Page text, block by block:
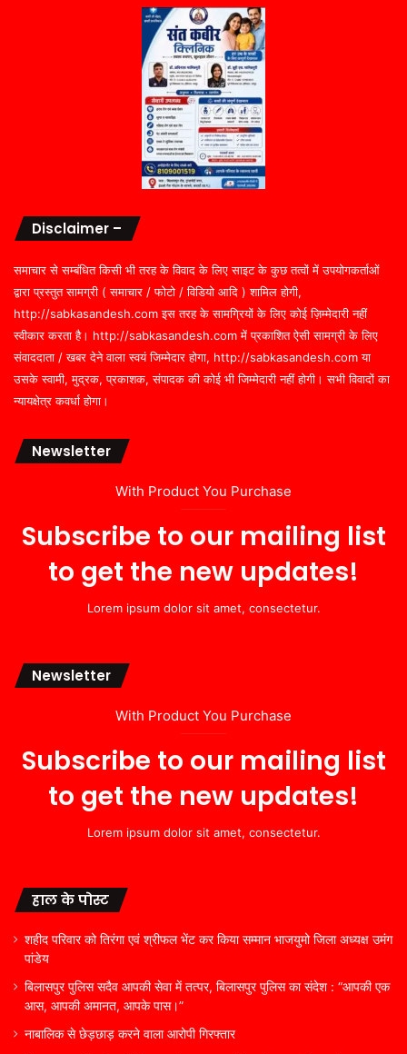
Disclaimer –
समाचार से सम्बंधित किसी भी तरह के विवाद के लिए साइट के कुछ तत्वों में उपयोगकर्ताओं
द्वारा प्रस्तुत सामग्री ( समाचार / फोटो / विडियो आदि ) शामिल होगी,
http://sabkasandesh.com इस तरह के सामग्रियों के लिए कोई ज़िम्मेदारी नहीं
स्वीकार करता है। http://sabkasandesh.com में प्रकाशित ऐसी सामग्री के लिए
संवाददाता / खबर देने वाला स्वयं जिम्मेदार होगा, http://sabkasandesh.com या
उसके स्वामी, मुद्रक, प्रकाशक, संपादक की कोई भी जिम्मेदारी नहीं होगी। सभी विवादों का
न्यायक्षेत्र कवर्धा होगा।
Newsletter
With Product You Purchase
Subscribe to our mailing list
to get the new updates!
Lorem ipsum dolor sit amet, consectetur.
Newsletter
With Product You Purchase
Subscribe to our mailing list
to get the new updates!
Lorem ipsum dolor sit amet, consectetur.
हाल के पोस्ट
शहीद परिवार को तिरंगा एवं श्रीफल भेंट कर किया सम्मान भाजयुमो जिला अध्यक्ष उमंग
पांडेय
बिलासपुर पुलिस सदैव आपकी सेवा में तत्पर, बिलासपुर पुलिस का संदेश : “आपकी एक
आस, आपकी अमानत, आपके पास।”
नाबालिक से छेड़छाड़ करने वाला आरोपी गिरफ्तार